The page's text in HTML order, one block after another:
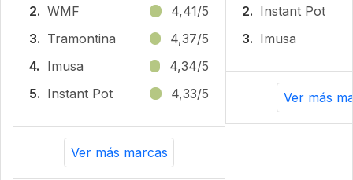
2. WMF
4,41/5
3. Tramontina
4,37/5
4. Imusa
4,34/5
5. Instant Pot 4,33/5
Ver más marcas
2. Instant Pot
3. Imusa
Ver más